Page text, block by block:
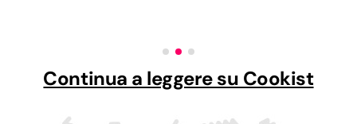
Continua a leggere su Cookist